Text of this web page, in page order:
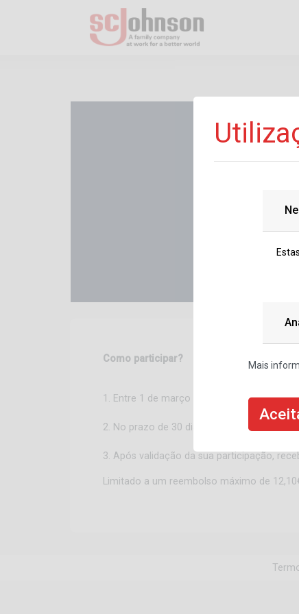
Mais
Como participar?
1. Entre 1 de março e 31 de maio de
2. No prazo de 30 dias após a compra,
3. Após validação da sua participação,
Limitado a um reembolso máximo de